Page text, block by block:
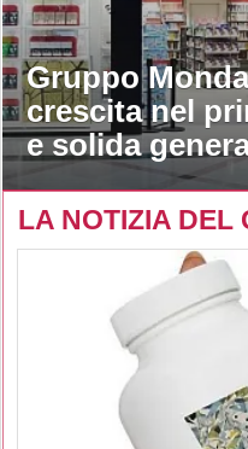
Gruppo
crescita nel
e solida
LA NOTIZIA DEL